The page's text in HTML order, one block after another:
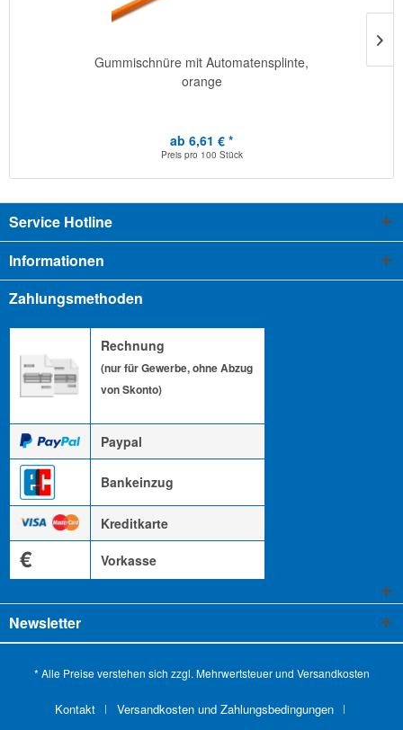
Gummischnüre mit Automatensplinte,
orange
ab 6,61 € *
Preis pro 100 Stück
Service Hotline
Informationen
Zahlungsmethoden
Rechnung
(nur für Gewerbe, ohne Abzug
von Skonto)
Paypal
Bankeinzug
Kreditkarte
€ Vorkasse
Newsletter
* Alle Preise verstehen sich zzgl. Mehrwertsteuer und Versandkosten
Kontakt Versandkosten und Zahlungsbedingungen